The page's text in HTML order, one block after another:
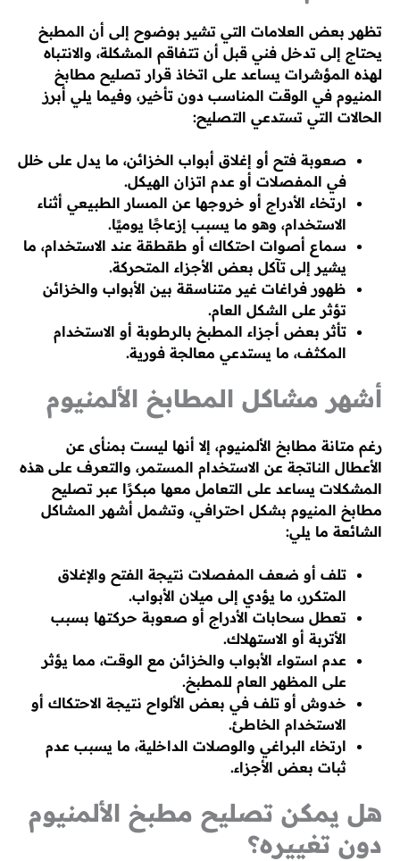
تظهر بعض العلامات التي تشير بوضوح إلى أن المطبخ
يحتاج إلى تدخل فني قبل أن تتفاقم المشكلة، والانتباه
لهذه المؤشرات يساعد على اتخاذ قرار تصليح مطابخ
المنيوم في الوقت المناسب دون تأخير، وفيما يلي أبرز
الحالات التي تستدعي التصليح:
صعوبة فتح أو إغلاق أبواب الخزائن، ما يدل على خلل
في المفصلات أو عدم اتزان الهيكل.
ارتخاء الأدراج أو خروجها عن المسار الطبيعي أثناء
الاستخدام، وهو ما يسبب إزعاجًا يوميًا.
سماع أصوات احتكاك أو طقطقة عند الاستخدام، ما
يشير إلى تآكل بعض الأجزاء المتحركة.
ظهور فراغات غير متناسقة بين الأبواب والخزائن
تؤثر على الشكل العام.
تأثر بعض أجزاء المطبخ بالرطوبة أو الاستخدام
المكثف، ما يستدعي معالجة فورية.
أشهر مشاكل المطابخ الألمنيوم
رغم متانة مطابخ الألمنيوم، إلا أنها ليست بمنأى عن
الأعطال الناتجة عن الاستخدام المستمر، والتعرف على هذه
المشكلات يساعد على التعامل معها مبكرًا عبر تصليح
مطابخ المنيوم بشكل احترافي، وتشمل أشهر المشاكل
الشائعة ما يلي:
تلف أو ضعف المفصلات نتيجة الفتح والإغلاق
المتكرر، ما يؤدي إلى ميلان الأبواب.
تعطل سحابات الأدراج أو صعوبة حركتها بسبب
الأتربة أو الاستهلاك.
عدم استواء الأبواب والخزائن مع الوقت، مما يؤثر
على المظهر العام للمطبخ.
خدوش أو تلف في بعض الألواح نتيجة الاحتكاك أو
الاستخدام الخاطئ.
ارتخاء البراغي والوصلات الداخلية، ما يسبب عدم
ثبات بعض الأجزاء.
هل يمكن تصليح مطبخ الألمنيوم
دون تغييره؟